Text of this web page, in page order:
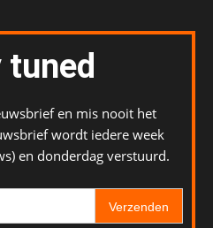
tuned
en mis nooit het
wordt iedere week
en donderdag verstuurd.
Verzenden